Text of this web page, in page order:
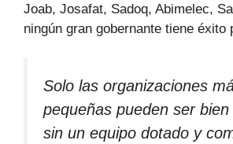
Joab, Josafat, Sadoq, Abimelec,
ningún gran gobernante tiene éxito
Solo las organizaciones
pequeñas pueden ser bien
sin un equipo dotado y